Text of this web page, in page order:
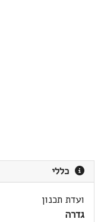
כללי
ועדת תכנון
גדרה